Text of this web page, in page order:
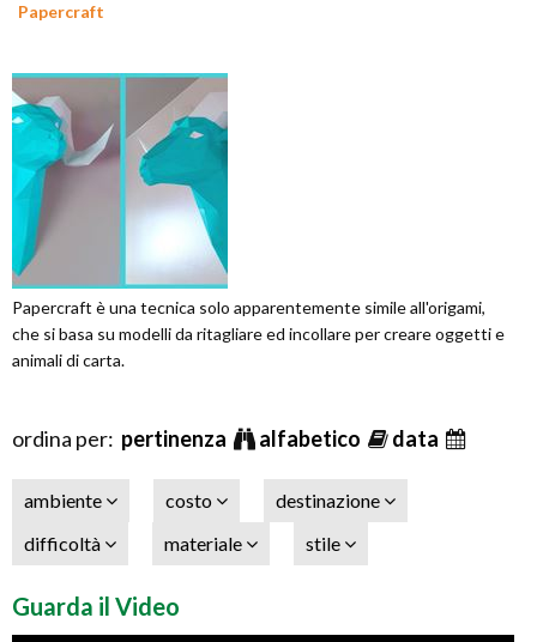
Papercraft
Papercraft è una tecnica solo apparentemente simile all'origami,
che si basa su modelli da ritagliare ed incollare per creare oggetti e
animali di carta.
ordina per: pertinenza alfabetico data
ambiente costo
destinazione
difficoltà
materiale stile
Guarda il Video